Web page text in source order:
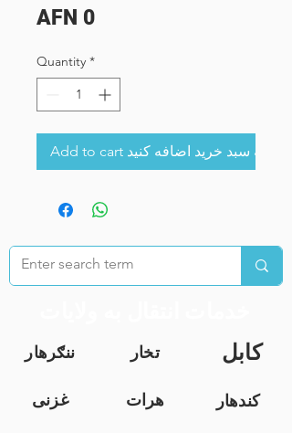
AFN 0Price
Quantity *
Add to cart به سبد خرید اضافه کنید
ننګرهار تخار کابل
غزنی هرات
کندهار